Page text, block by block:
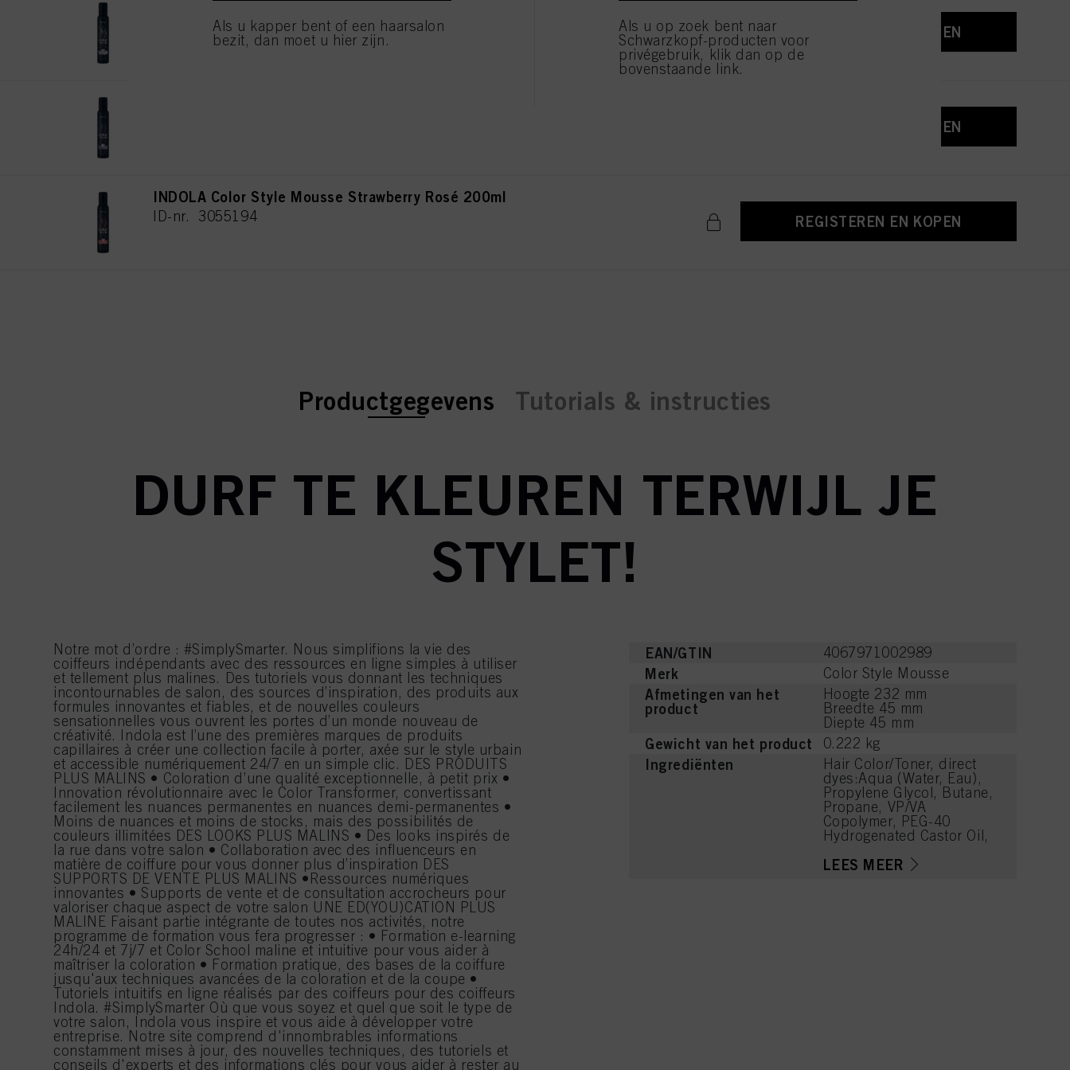
INDOLA Color Style Mousse Silver 200ml
ID-nr. 3054253 REGISTEREN EN KOPEN
REGISTEREN EN KOPEN
INDOLA Color Style Mousse Strawberry Rosé 200ml
ID-nr. 3055194 REGISTEREN EN KOPEN
current tab:
current tab:
Productgegevens Tutorials & instructies
DURF TE KLEUREN TERWIJL JE
STYLET!
Notre mot d’ordre : #SimplySmarter. Nous simplifions la vie des
coiffeurs indépendants avec des ressources en ligne simples à utiliser
et tellement plus malines. Des tutoriels vous donnant les techniques
incontournables de salon, des sources d’inspiration, des produits aux
formules innovantes et fiables, et de nouvelles couleurs
sensationnelles vous ouvrent les portes d’un monde nouveau de
créativité. Indola est l’une des premières marques de produits
capillaires à créer une collection facile à porter, axée sur le style urbain
et accessible numériquement 24/7 en un simple clic. DES PRODUITS
PLUS MALINS • Coloration d’une qualité exceptionnelle, à petit prix •
Innovation révolutionnaire avec le Color Transformer, convertissant
facilement les nuances permanentes en nuances demi-permanentes •
Moins de nuances et moins de stocks, mais des possibilités de
couleurs illimitées DES LOOKS PLUS MALINS • Des looks inspirés de
la rue dans votre salon • Collaboration avec des influenceurs en
matière de coiffure pour vous donner plus d’inspiration DES
SUPPORTS DE VENTE PLUS MALINS •Ressources numériques
innovantes • Supports de vente et de consultation accrocheurs pour
valoriser chaque aspect de votre salon UNE ED(YOU)CATION PLUS
MALINE Faisant partie intégrante de toutes nos activités, notre
programme de formation vous fera progresser : • Formation e-learning
24h/24 et 7j/7 et Color School maline et intuitive pour vous aider à
maîtriser la coloration • Formation pratique, des bases de la coiffure
jusqu'aux techniques avancées de la coloration et de la coupe •
Tutoriels intuitifs en ligne réalisés par des coiffeurs pour des coiffeurs
Indola. #SimplySmarter Où que vous soyez et quel que soit le type de
votre salon, Indola vous inspire et vous aide à développer votre
entreprise. Notre site comprend d'innombrables informations
constamment mises à jour, des nouvelles techniques, des tutoriels et
conseils d'experts et des informations clés pour vous aider à rester au
EAN/GTIN 4067971002989
Merk Color Style Mousse
Afmetingen van het
product
Hoogte 232 mm
Breedte 45 mm
Diepte 45 mm
Gewicht van het product 0.222 kg
Ingrediënten
Hair Color/Toner, direct
dyes:Aqua (Water, Eau),
Propylene Glycol, Butane,
Propane, VP/VA
Copolymer, PEG-40
Hydrogenated Castor Oil,
Benzoate,
LEES MEER
Als u kapper bent of een haarsalon
bezit, dan moet u hier zijn.
Als u op zoek bent naar
Schwarzkopf-producten voor
privégebruik, klik dan op de
bovenstaande link.